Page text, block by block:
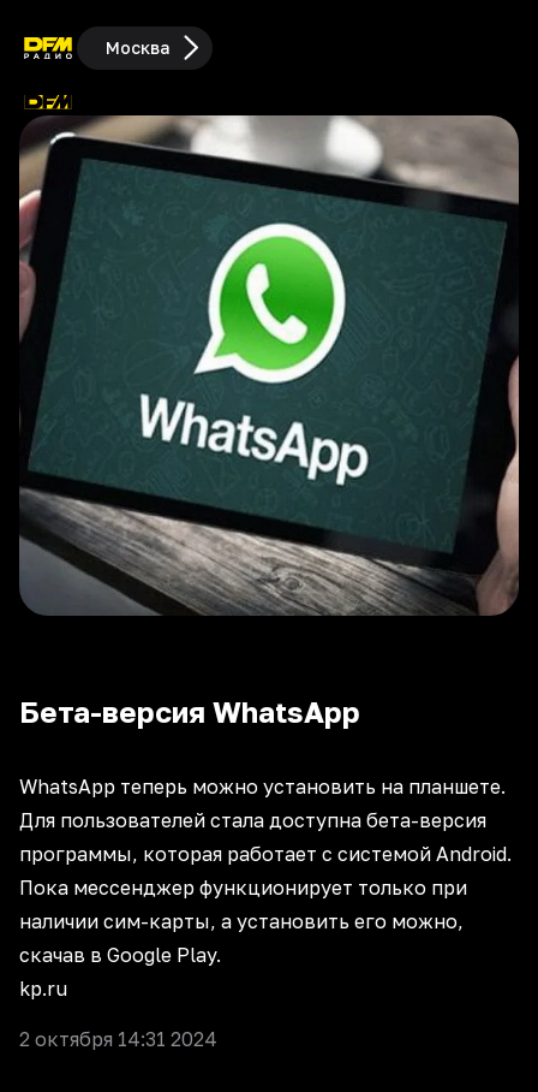
Москва
Бета-версия WhatsApp
WhatsApp теперь можно установить на планшете.
Для пользователей стала доступна бета-версия
программы, которая работает с системой Android.
Пока мессенджер функционирует только при
наличии сим-карты, а установить его можно,
скачав в Google Play.
kp.ru
2 октября 14:31 2024